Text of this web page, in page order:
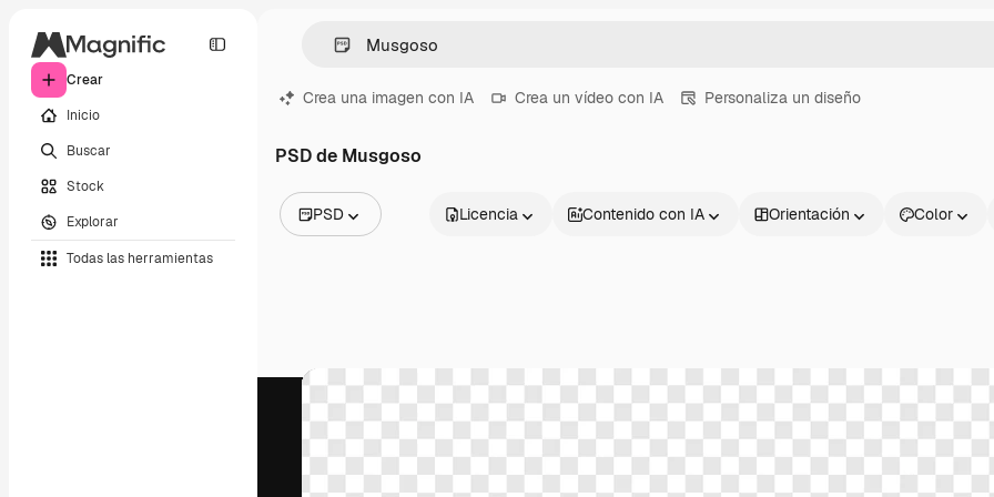
Crear
Inicio
Buscar
Stock
Explorar
Todas las herramientas
Crea una imagen con IA Crea un vídeo con IA Personaliza un diseño
PSD de Musgoso
PSD
Vídeos
Iconos
Modelos 3D
Fuentes
Licencia Contenido con IA Orientación Color
Productos Información